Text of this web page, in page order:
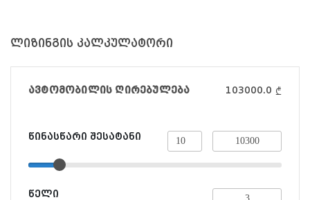
ლიზინგის კალკულატორი
ავტომობილის ღირებულება 103000.0 ₾
წინასწარი შესატანი
წელი